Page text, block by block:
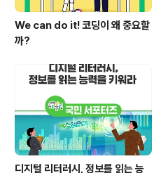
We can do it! 코딩이 왜 중요할
까?
디지털 리터러시, 정보를 읽는 능